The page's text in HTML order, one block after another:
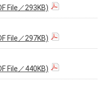
File／293KB)
File／297KB)
File／440KB)